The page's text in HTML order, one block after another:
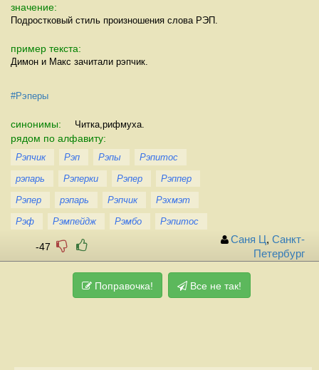
значение:
Подростковый стиль произношения слова РЭП.
пример текста:
Димон и Макс зачитали рэпчик.
#Рэперы
синонимы: Читка,рифмуха.
рядом по алфавиту:
Рэпчик Рэп Рэпы
Рэпитос
рэпарь
Рэперки Рэпер
Рэппер
Рэпер
рэпарь Рэпчик
Рэхмэт
Рэф
Рэмпейдж Рэмбо Рэпитос
-47
Саня Ц , Санкт-
Петербург
Поправочка! Все не так!